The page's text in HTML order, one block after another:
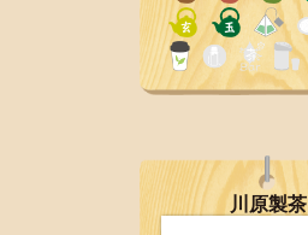
川原製茶